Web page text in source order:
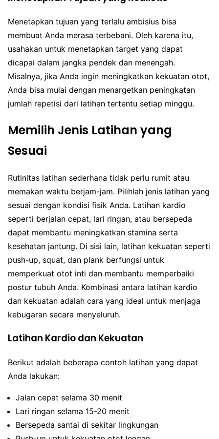
Menetapkan tujuan yang terlalu ambisius bisa
membuat Anda merasa terbebani. Oleh karena itu,
usahakan untuk menetapkan target yang dapat
dicapai dalam jangka pendek dan menengah.
Misalnya, jika Anda ingin meningkatkan kekuatan otot,
Anda bisa mulai dengan menargetkan peningkatan
jumlah repetisi dari latihan tertentu setiap minggu.
Memilih Jenis Latihan yang
Sesuai
Rutinitas latihan sederhana tidak perlu rumit atau
memakan waktu berjam-jam. Pilihlah jenis latihan yang
sesuai dengan kondisi fisik Anda. Latihan kardio
seperti berjalan cepat, lari ringan, atau bersepeda
dapat membantu meningkatkan stamina serta
kesehatan jantung. Di sisi lain, latihan kekuatan seperti
push-up, squat, dan plank berfungsi untuk
memperkuat otot inti dan membantu memperbaiki
postur tubuh Anda. Kombinasi antara latihan kardio
dan kekuatan adalah cara yang ideal untuk menjaga
kebugaran secara menyeluruh.
Latihan Kardio dan Kekuatan
Berikut adalah beberapa contoh latihan yang dapat
Anda lakukan:
Jalan cepat selama 30 menit
Lari ringan selama 15-20 menit
Bersepeda santai di sekitar lingkungan